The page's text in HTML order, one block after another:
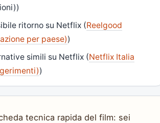
ritorno su Netflix (Reelgood
per paese))
simili su Netflix (Netflix Italia
)
tecnica rapida del film: sei